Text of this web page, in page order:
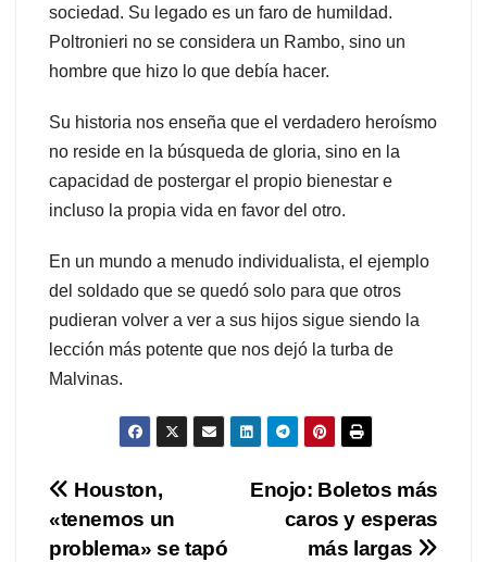
sociedad. Su legado es un faro de humildad.
Poltronieri no se considera un Rambo, sino un
hombre que hizo lo que debía hacer.
Su historia nos enseña que el verdadero heroísmo
no reside en la búsqueda de gloria, sino en la
capacidad de postergar el propio bienestar e
incluso la propia vida en favor del otro.
En un mundo a menudo individualista, el ejemplo
del soldado que se quedó solo para que otros
pudieran volver a ver a sus hijos sigue siendo la
lección más potente que nos dejó la turba de
Malvinas.
Navegación
de
Enojo: Boletos más
caros y esperas
más largas
Houston,
«tenemos un
problema» se tapó